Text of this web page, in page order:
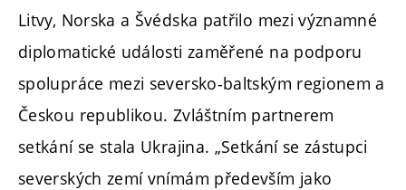
Litvy, Norska a Švédska patřilo mezi významné
diplomatické události zaměřené na podporu
spolupráce mezi seversko-baltským regionem a
Českou republikou. Zvláštním partnerem
setkání se stala Ukrajina. „Setkání se zástupci
severských zemí vnímám především jako